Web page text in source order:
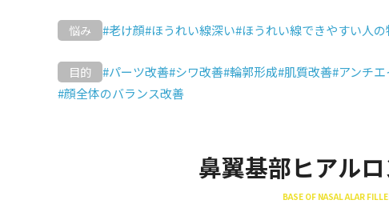
悩み #老け顔#ほうれい線深い#ほうれい線できやすい人
目的 #パーツ改善#シワ改善#輪郭形成#肌質改善#アンチ
#顔全体のバランス改善
鼻翼基部ヒアル
BASE OF NASAL ALAR